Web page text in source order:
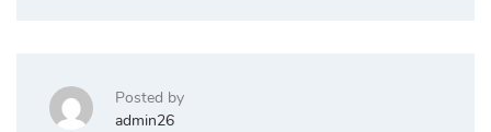
Posted by
admin26